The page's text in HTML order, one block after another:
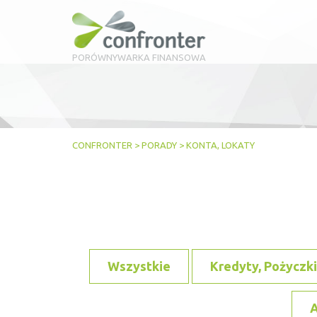
PORÓWNYWARKA FINANSOWA
CONFRONTER > PORADY > KONTA, LOKATY
Wszystkie Kredyty, Pożyczki